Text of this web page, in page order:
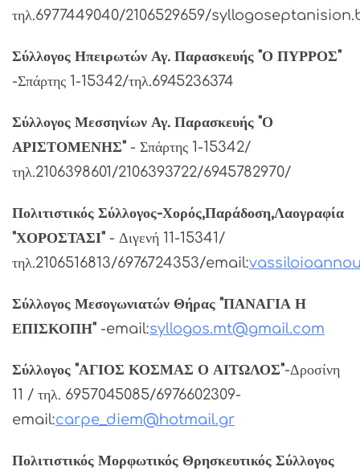
τηλ.6977449040/2106529659/
Σύλλογος Ηπειρωτών Αγ. Παρασκευής "Ο ΠΥΡΡΟΣ"
-Σπάρτης 1-15342/τηλ.6945236374
Σύλλογος Μεσσηνίων Αγ. Παρασκευής "Ο
ΑΡΙΣΤΟΜΕΝΗΣ" - Σπάρτης 1-15342/
τηλ.2106398601/2106393722/6945782970/
Πολιτιστικός Σύλλογος-Χορός,Παράδοση,Λαογραφία
"ΧΟΡΟΣΤΑΣΙ" - Διγενή 11-15341/
τηλ.2106516813/6976724353/email:
Σύλλογος Μεσογωνιατών Θήρας "ΠΑΝΑΓΙΑ Η
ΕΠΙΣΚΟΠΗ" -email:syllogos.mt@gmail.com
Σύλλογος "ΑΓΙΟΣ ΚΟΣΜΑΣ Ο ΑΙΤΩΛΟΣ"-Δροσίνη
11 / τηλ. 6957045085/6976602309-
email:carpe_diem@hotmail.gr
Πολιτιστικός Μορφωτικός Θρησκευτικός Σύλλογος